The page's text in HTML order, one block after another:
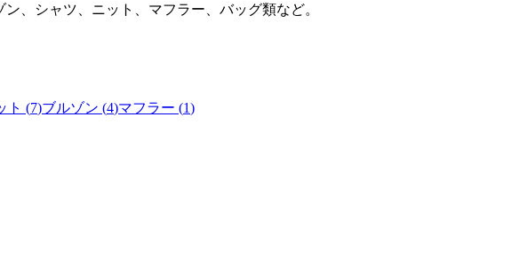
、シャツ、ニット、マフラー、バッグ類など。
ト (7)ブルゾン (4)マフラー (1)